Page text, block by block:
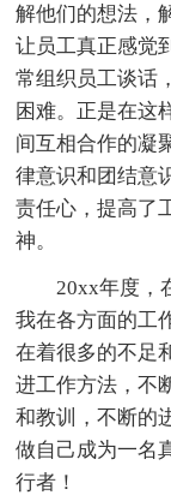
解他们的想法，
让员工真正感觉
常组织员工谈话
困难。正是在这
间互相合作的凝
律意识和团结意
责任心，提高了
神。
20xx年度，
我在各方面的工
在着很多的不足
进工作方法，不
和教训，不断的
做自己成为一名
行者！